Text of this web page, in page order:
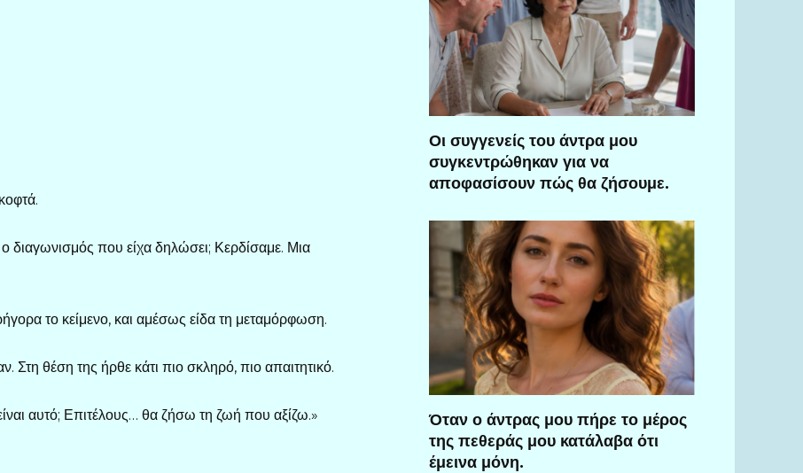
διαγωνισμός που είχα δηλώσει; Κερδίσαμε. Μια
το κείμενο, και αμέσως είδα τη μεταμόρφωση.
Στη θέση της ήρθε κάτι πιο σκληρό, πιο απαιτητικό.
αυτό; Επιτέλους… θα ζήσω τη ζωή που αξίζω.»
Οι συγγενείς του άντρα μου
συγκεντρώθηκαν για να
αποφασίσουν πώς θα ζήσουμε.
Όταν ο άντρας μου πήρε το μέρος
της πεθεράς μου κατάλαβα ότι
έμεινα μόνη.